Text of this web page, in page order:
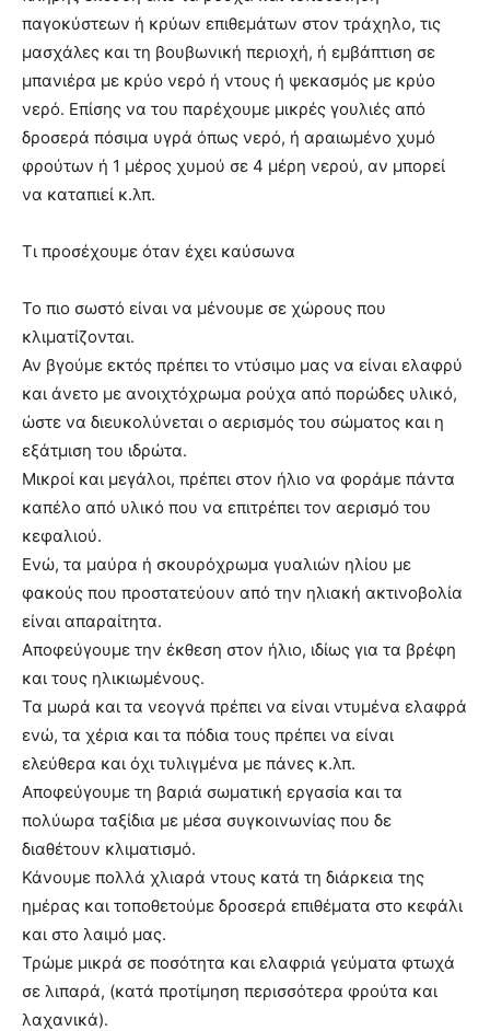
παγοκύστεων ή κρύων επιθεμάτων στον τράχηλο, τις
μασχάλες και τη βουβωνική περιοχή, ή εμβάπτιση σε
μπανιέρα με κρύο νερό ή ντους ή ψεκασμός με κρύο
νερό. Επίσης να του παρέχουμε μικρές γουλιές από
δροσερά πόσιμα υγρά όπως νερό, ή αραιωμένο χυμό
φρούτων ή 1 μέρος χυμού σε 4 μέρη νερού, αν μπορεί
να καταπιεί κ.λπ.
Τι προσέχουμε όταν έχει καύσωνα
Το πιο σωστό είναι να μένουμε σε χώρους που
κλιματίζονται.
Αν βγούμε εκτός πρέπει το ντύσιμο μας να είναι ελαφρύ
και άνετο με ανοιχτόχρωμα ρούχα από πορώδες υλικό,
ώστε να διευκολύνεται ο αερισμός του σώματος και η
εξάτμιση του ιδρώτα.
Μικροί και μεγάλοι, πρέπει στον ήλιο να φοράμε πάντα
καπέλο από υλικό που να επιτρέπει τον αερισμό του
κεφαλιού.
Ενώ, τα μαύρα ή σκουρόχρωμα γυαλιών ηλίου με
φακούς που προστατεύουν από την ηλιακή ακτινοβολία
είναι απαραίτητα.
Αποφεύγουμε την έκθεση στον ήλιο, ιδίως για τα βρέφη
και τους ηλικιωμένους.
Τα μωρά και τα νεογνά πρέπει να είναι ντυμένα ελαφρά
ενώ, τα χέρια και τα πόδια τους πρέπει να είναι
ελεύθερα και όχι τυλιγμένα με πάνες κ.λπ.
Αποφεύγουμε τη βαριά σωματική εργασία και τα
πολύωρα ταξίδια με μέσα συγκοινωνίας που δε
διαθέτουν κλιματισμό.
Κάνουμε πολλά χλιαρά ντους κατά τη διάρκεια της
ημέρας και τοποθετούμε δροσερά επιθέματα στο κεφάλι
και στο λαιμό μας.
Τρώμε μικρά σε ποσότητα και ελαφριά γεύματα φτωχά
σε λιπαρά, (κατά προτίμηση περισσότερα φρούτα και
λαχανικά).